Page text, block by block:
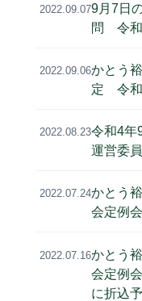
2022.09.079月7日
問 令和
2022.09.06かとう
定 令和
2022.08.23令和4年
運営委
2022.07.24かとう
会定例
2022.07.16かとう
会定例
に折込